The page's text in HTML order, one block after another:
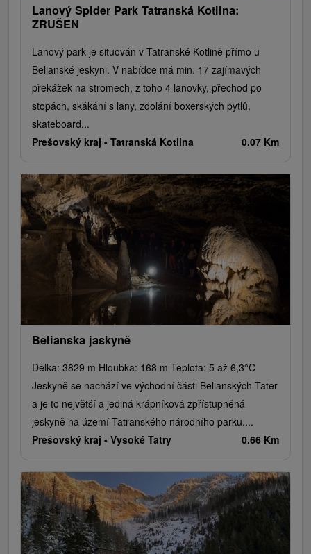
Lanový Spider Park Tatranská Kotlina:
ZRUŠEN
Lanový park je situován v Tatranské Kotlině přímo u
Belianské jeskyni. V nabídce má min. 17 zajímavých
překážek na stromech, z toho 4 lanovky, přechod po
stopách, skákání s lany, zdolání boxerských pytlů,
skateboard...
Prešovský kraj - Tatranská Kotlina 0.07 Km
Belianska jaskyně
Délka: 3829 m Hloubka: 168 m Teplota: 5 až 6,3°C
Jeskyně se nachází ve východní části Belianských Tater
a je to největší a jediná krápníková zpřístupněná
jeskyně na území Tatranského národního parku....
Prešovský kraj - Vysoké Tatry 0.66 Km